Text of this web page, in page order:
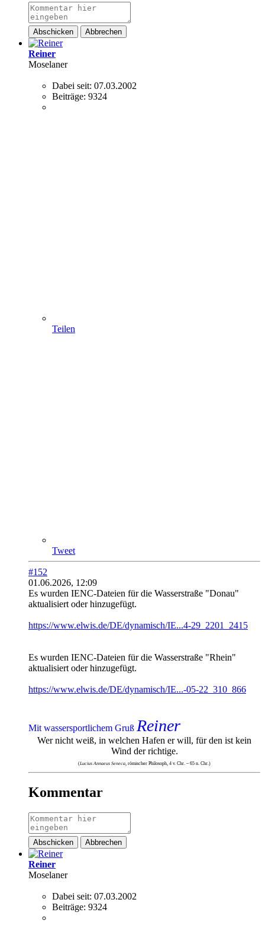
Abschicken Abbrechen
Reiner
Moselaner
Dabei seit: 07.03.2002
Beiträge: 9324
Teilen
Tweet
#152
01.06.2026, 12:09
Es wurden IENC-Dateien für die Wasserstraße "Donau"
aktualisiert oder hinzugefügt.
https://www.elwis.de/DE/dynamisch/IE...4-29_2201_2415
Es wurden IENC-Dateien für die Wasserstraße "Rhein"
aktualisiert oder hinzugefügt.
https://www.elwis.de/DE/dynamisch/IE...-05-22_310_866
Mit wassersportlichem Gruß Reiner
Wer nicht weiß, in welchen Hafen er will, für den ist kein
Wind der richtige.
(Lucius Annaeus Seneca , römischer Philosoph, 4 v. Chr. – 65 n. Chr.)
Kommentar
Abschicken Abbrechen
Reiner
Moselaner
Dabei seit: 07.03.2002
Beiträge: 9324